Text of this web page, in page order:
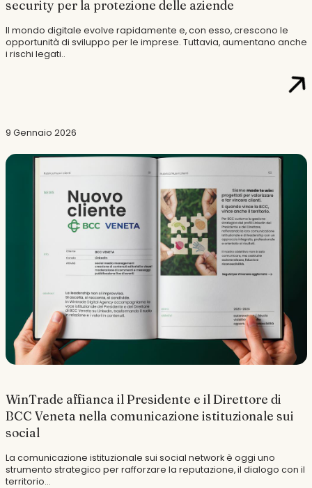
security per la protezione delle aziende
Il mondo digitale evolve rapidamente e, con esso, crescono le
opportunità di sviluppo per le imprese. Tuttavia, aumentano anche
i rischi legati..
9 Gennaio 2026
WinTrade affianca il Presidente e il Direttore di
BCC Veneta nella comunicazione istituzionale sui
social
La comunicazione istituzionale sui social network è oggi uno
strumento strategico per rafforzare la reputazione, il dialogo con il
territorio...